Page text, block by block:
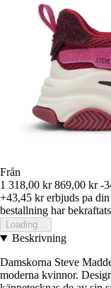
Från
1 318,00 kr 869,00 kr -
+43,45 krerbjuds pa din
bestallning har bekraftats
Loading...
Beskrivning
Damskorna Steve
moderna kvinnor.